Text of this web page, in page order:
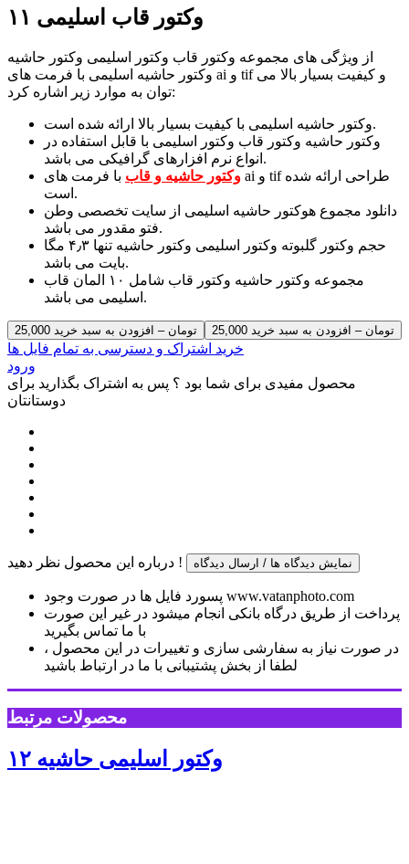
وکتور قاب اسلیمی ۱۱
از ویژگی های مجموعه وکتور قاب وکتور اسلیمی وکتور حاشیه
وکتور حاشیه اسلیمی با فرمت های ai و tif و کیفیت بسیار بالا می
توان به موارد زیر اشاره کرد:
وکتور حاشیه اسلیمی با کیفیت بسیار بالا ارائه شده است.
وکتور حاشیه وکتور قاب وکتور اسلیمی با قابل استفاده در
انواع نرم افزارهای گرافیکی می باشد.
وکتور حاشیه و قاب با فرمت های ai و tif طراحی ارائه شده
است.
دانلود مجموع هوکتور حاشیه اسلیمی از سایت تخصصی وطن
فتو مقدور می باشد.
حجم وکتور گلبوته وکتور اسلیمی وکتور حاشیه تنها ۴٫۳ مگا
بایت می باشد.
مجموعه وکتور حاشیه وکتور قاب شامل ۱۰ المان قاب
اسلیمی می باشد.
25,000 تومان – افزودن به سبد خرید
خرید اشتراک و دسترسی به تمام فایل ها
ورود
محصول مفیدی برای شما بود ؟ پس به اشتراک بگذارید برای
دوستانتان
درباره این محصول نظر دهید ! نمایش دیدگاه ها / ارسال دیدگاه
پسورد فایل ها در صورت وجود www.vatanphoto.com
پرداخت از طریق درگاه بانکی انجام میشود در غیر این صورت
با ما تماس بگیرید
در صورت نیاز به سفارشی سازی و تغییرات در این محصول ،
لطفا از بخش پشتیبانی با ما در ارتباط باشید
محصولات مرتبط
وکتور اسلیمی حاشیه ۱۲